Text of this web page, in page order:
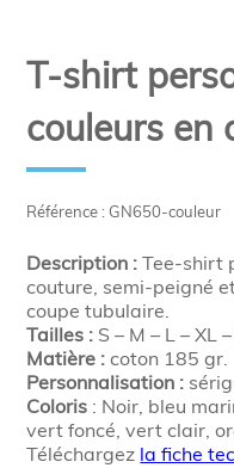
Référence : GN650-couleur
T-shirt
couleurs en
Description : Tee-shirt
couture, semi-peigné
coupe tubulaire.
Tailles : S – M – L – XL
Matière :coton 185 gr.
Personnalisation :
Coloris : Noir, bleu
vert foncé, vert clair,
Téléchargez la fiche